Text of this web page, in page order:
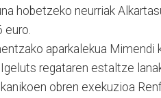
hobetzeko neurriak
euro.
aparkalekua
regataren estaltze
obren exekuzioa